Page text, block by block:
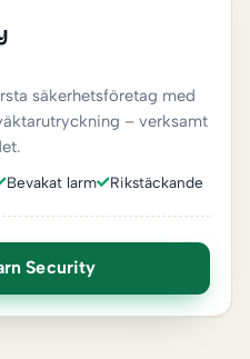
säkerhetsföretag med
– verksamt
Bevakat larm Rikstäckande
Security